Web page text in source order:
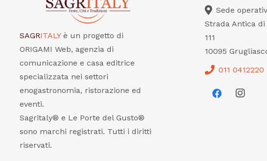
SAGRITALY è un progetto di
ORIGAMI Web, agenzia di
comunicazione e casa editrice
specializzata nei settori
enogastronomia, ristorazione ed
eventi.
Sagritaly® e Le Porte del Gusto®
sono marchi registrati. Tutti i diritti
riservati.
Sede
Strada Antica di
111
10095
011 0412220